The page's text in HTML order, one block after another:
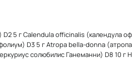
5 г Calendula officinalis (календула
D3 5 г Atropa bella-donna
солюбилис Ганеманни) D8 10